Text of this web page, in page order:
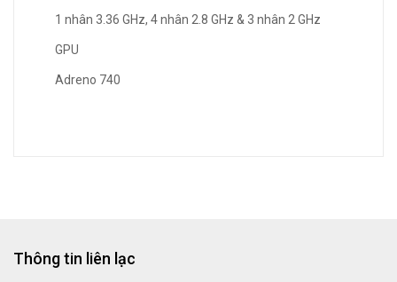
1 nhân 3.36 GHz, 4 nhân 2.8 GHz & 3 nhân 2 GHz
GPU
Adreno 740
Thông tin liên lạc